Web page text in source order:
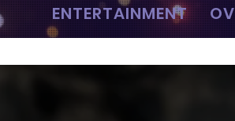
ENTERTAINMENT